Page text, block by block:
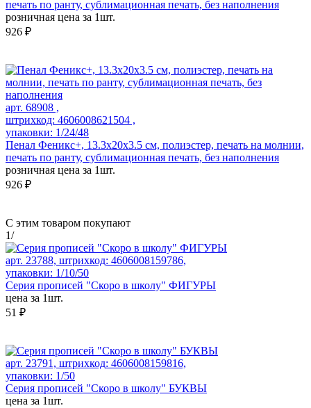
печать по ранту, сублимационная печать, без наполнения
розничная цена за 1шт.
926 ₽
арт. 68908 ,
штрихкод: 4606008621504 ,
упаковки: 1/24/48
Пенал Феникс+, 13.3x20x3.5 см, полиэстер, печать на молнии,
печать по ранту, сублимационная печать, без наполнения
розничная цена за 1шт.
926 ₽
С этим товаром покупают
1/
арт. 23788, штрихкод: 4606008159786,
упаковки: 1/10/50
Серия прописей "Скоро в школу" ФИГУРЫ
цена за 1шт.
51 ₽
арт. 23791, штрихкод: 4606008159816,
упаковки: 1/50
Серия прописей "Скоро в школу" БУКВЫ
цена за 1шт.